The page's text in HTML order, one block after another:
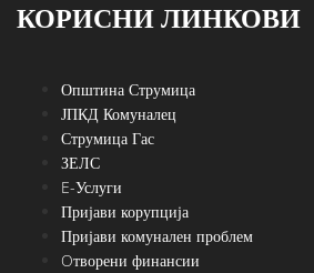
КОРИСНИ ЛИНКОВИ
Општина Струмица
ЈПКД Комуналец
Струмица Гас
ЗЕЛС
E-Услуги
Пријави корупција
Пријави комунален проблем
Oтворени финансии